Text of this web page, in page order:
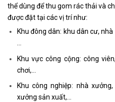
thể dùng để thu gom rác thải và
được đặt tại các vị trí như:
Khu đông dân: khu dân cư,
Khu vực công cộng: công
chơi,…
Khu công nghiệp: nhà
xưởng sản xuất,…